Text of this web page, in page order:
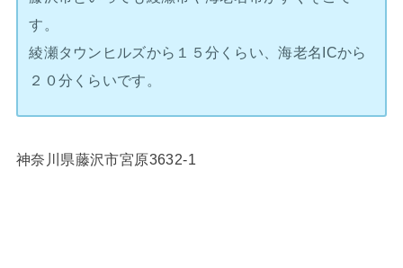
す。
綾瀬タウンヒルズから１５分くらい、海老名ICから
２０分くらいです。
神奈川県藤沢市宮原3632-1